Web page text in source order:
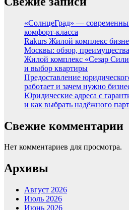
«СолнцеГрад» —
комфорт-класса
Rakurs Жилой комплекс
Москвы: обзор,
Жилой комплекс «Сезар
и выбор квартиры
Предоставление
работает и зачем нужно
Юридические адреса с
и как выбрать надёжного
Свежие комментарии
Нет комментариев для просмотра.
Архивы
Август 2026
Июль 2026
Июнь 2026